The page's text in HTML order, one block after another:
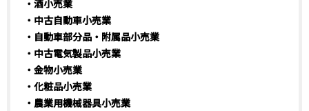
・酒小売業
・中古自動車小売業
・自動車部分品・附属品小売業
・中古電気製品小売業
・金物小売業
・化粧品小売業
・農業用機械器具小売業